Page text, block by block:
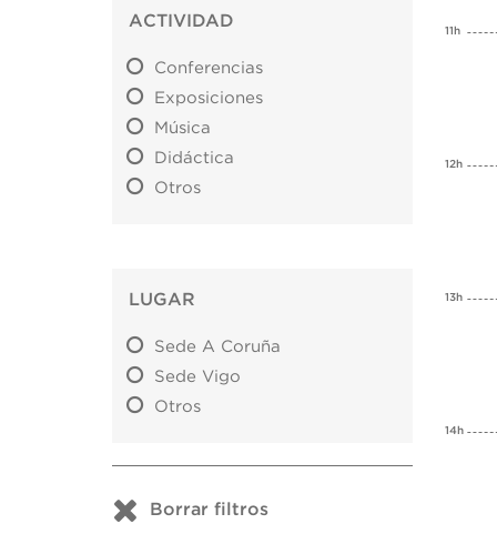
ACTIVIDAD
Conferencias
Exposiciones
Música
Didáctica
Otros
LUGAR
Sede A Coruña
Sede Vigo
Otros
Borrar filtros
11h
12h
13h
14h